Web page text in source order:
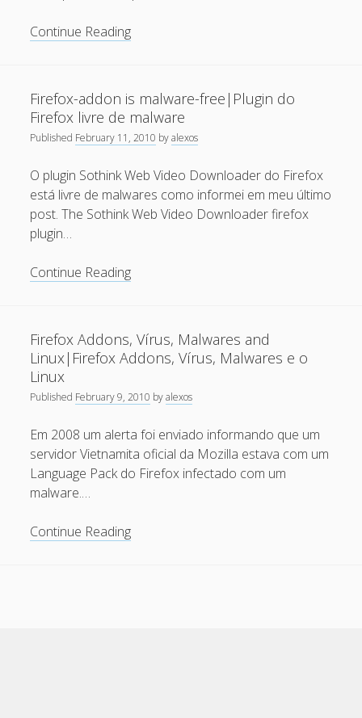
February 2011
January 2011
October 2010
September 2010
July 2010
April 2010
March 2010
February 2010
December 2009
November 2009
October 2009
September 2009
Continue ReadingEfeito
infecta
74.000
hosts
espalhados
pelo
globo
Firefox-addon is malware-free|Plugin do
Firefox livre de malware
Published February 11, 2010 byalexos
O plugin Sothink Web Video Downloader do Firefox
está livre de malwares como informei em meu último
post. The Sothink Web Video Downloader firefox
plugin…
Continue ReadingFirefox-
malware-
free|Plugin
do
livre
de
malware
Firefox Addons, Vírus, Malwares and
Linux|Firefox Addons, Vírus, Malwares e o
Linux
Published February 9, 2010 byalexos
Em 2008 um alerta foi enviado informando que um
servidor Vietnamita oficial da Mozilla estava com um
Language Pack do Firefox infectado com um
malware.…
Continue ReadingFirefox